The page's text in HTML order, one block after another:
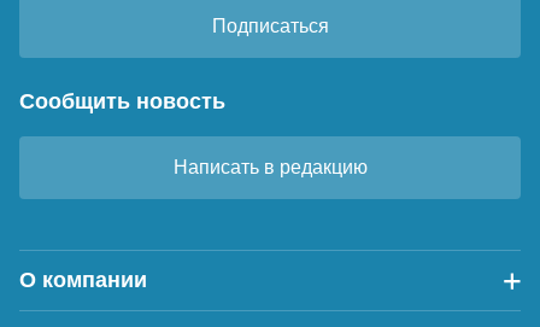
Подписаться
Сообщить новость
Написать в редакцию
О компании